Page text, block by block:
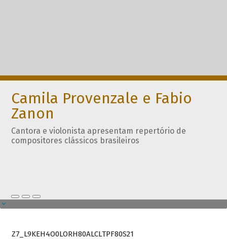
Camila Provenzale e Fabio
Zanon
Cantora e violonista apresentam repertório de
compositores clássicos brasileiros
Z7_L9KEH4O0LORH80ALCLTPF80S21